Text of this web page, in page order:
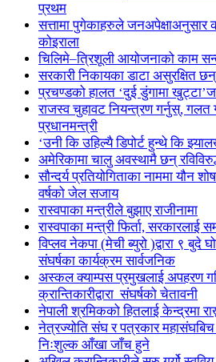
प्रथम
सत्तामा पुगेकाहरुले जनअपेक्षाअनुसार
कोइराला
चिलिमे–त्रिशूली आयोजनाको काम
सरकारी निकायका डाटा असुरक्षित
प्रचण्डको हालत ‘दुई डुंगामा
राजस्व चुहावट नियन्त्रण गर्नुस्,
प्रधानमन्त्री
‘उनी कि उहिल्यै डिपोर्ट हुन्थे कि
अमेरिकामा चालु अवस्थामै छन्
सौन्दर्य प्रतियोगिताका नाममा यौन
वर्षको जेल सजाय
रास्वपाका मन्त्रीले बुझाए राजीनामा
रास्वपाका मन्त्री फिर्ता, सरकारलाई
विप्लव नेकपा (मेची ब्युरो )द्वारा ९ बुदे
संघर्षका कार्यक्रम सार्वजनिक
अस्कल क्याम्पस प्रमुखलाई अपहरण
क्रान्तिकारीद्वारा संघर्षको चेतावनी
नेपाली श्रमिकको हितलाई केन्द्रमा
नेत्रज्योति संघ र पत्रकार
निःशुल्क आँखा जाँच हुने